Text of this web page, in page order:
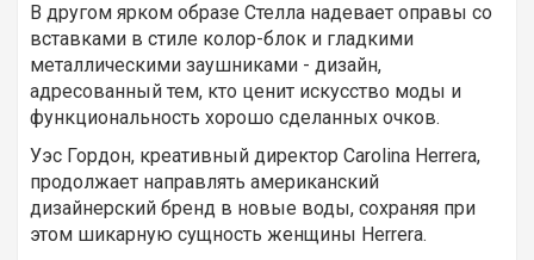
В другом ярком образе Стелла надевает оправы со
вставками в стиле колор-блок и гладкими
металлическими заушниками - дизайн,
адресованный тем, кто ценит искусство моды и
функциональность хорошо сделанных очков.
Уэс Гордон, креативный директор Carolina Herrera,
продолжает направлять американский
дизайнерский бренд в новые воды, сохраняя при
этом шикарную сущность женщины Herrera.